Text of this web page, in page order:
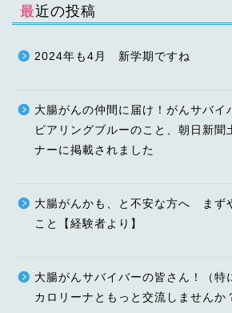
最近の投稿
2024年も4月 新学期ですね
大腸がんの仲間に届け！がんサバイ
ピアリングブルーのこと、朝日新聞
ナーに掲載されました
大腸がんかも、と不安な方へ まず
こと【経験者より】
大腸がんサバイバーの皆さん！（特
カロリーナともっと交流しませんか